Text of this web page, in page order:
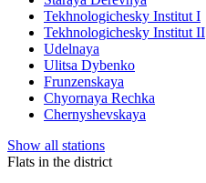
Tekhnologichesky Institut I
Tekhnologichesky Institut II
Udelnaya
Ulitsa Dybenko
Frunzenskaya
Chyornaya Rechka
Chernyshevskaya
Show all stations
Flats in the district